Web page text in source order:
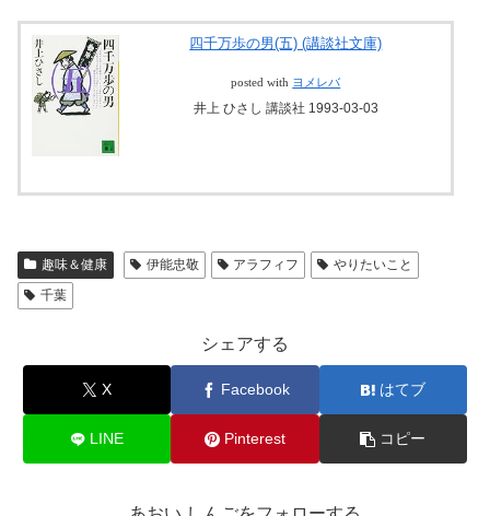
四千万歩の男(五) (講談社文庫)
posted with ヨメレバ
井上 ひさし 講談社 1993-03-03
趣味＆健康 伊能忠敬 アラフィフ
やりたいこと
千葉
シェアする
X Facebook はてブ
LINE Pinterest コピー